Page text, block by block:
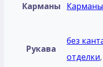
Карманы
Рукава
без
отделки,